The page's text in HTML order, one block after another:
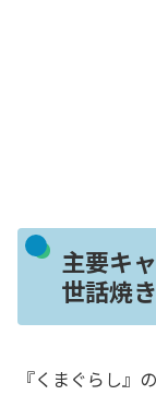
主要キ
世話焼
『くまぐらし』